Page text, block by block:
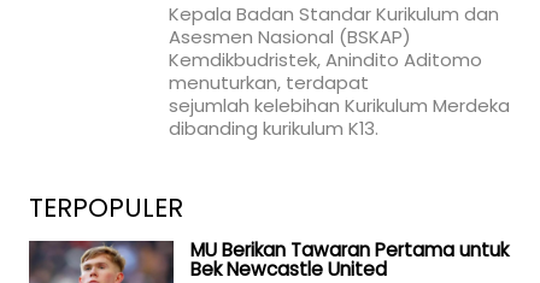
Kepala Badan Standar Kurikulum dan
Asesmen Nasional (BSKAP)
Kemdikbudristek, Anindito Aditomo
menuturkan, terdapat
sejumlah kelebihan Kurikulum Merdeka
dibanding kurikulum K13.
TERPOPULER
MU Berikan Tawaran Pertama untuk
Bek Newcastle United